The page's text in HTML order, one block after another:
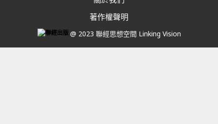
著作權聲明
@ 2023 聯經思想空間 Linking Vision